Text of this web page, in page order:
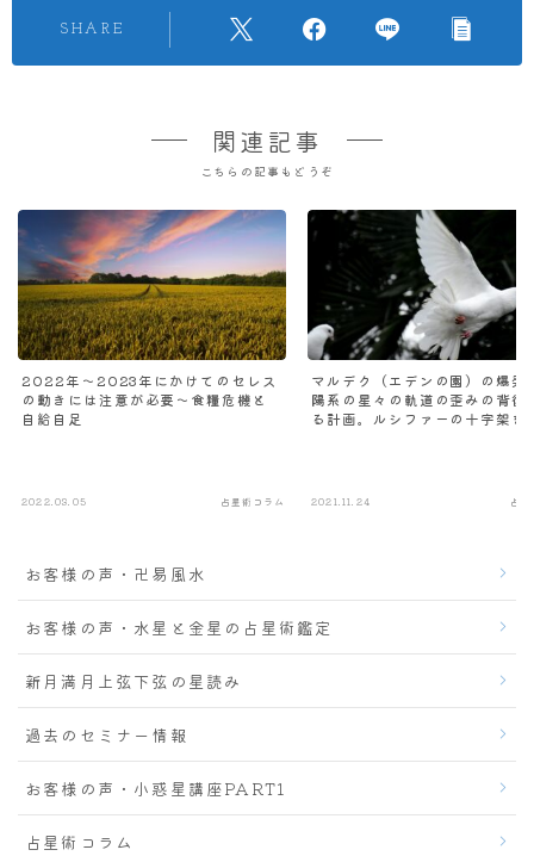
SHARE
関連記事
こちらの記事もどうぞ
2022年～2023年にかけてのセレス
の動きには注意が必要～食糧危機と
自給自足
2022.03.05 占星術コラム
マルデク（エデンの園）の爆発
陽系の星々の軌道の歪みの背後
る計画。ルシファーの十字架を
2021.11.24 占
お客様の声・卍易風水
お客様の声・水星と金星の占星術鑑定
新月満月上弦下弦の星読み
過去のセミナー情報
お客様の声・小惑星講座PART1
占星術コラム